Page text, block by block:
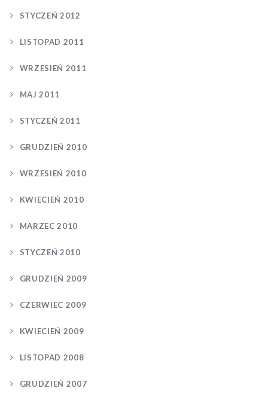
STYCZEŃ 2012
LISTOPAD 2011
WRZESIEŃ 2011
MAJ 2011
STYCZEŃ 2011
GRUDZIEŃ 2010
WRZESIEŃ 2010
KWIECIEŃ 2010
MARZEC 2010
STYCZEŃ 2010
GRUDZIEŃ 2009
CZERWIEC 2009
KWIECIEŃ 2009
LISTOPAD 2008
GRUDZIEŃ 2007